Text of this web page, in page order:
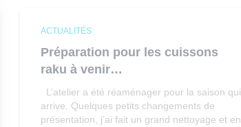
ACTUALITÉS
Préparation pour les cuissons
raku à venir…
L’atelier a été réaménager pour la saison qui
arrive. Quelques petits changements de
présentation, j’ai fait un grand nettoyage et en